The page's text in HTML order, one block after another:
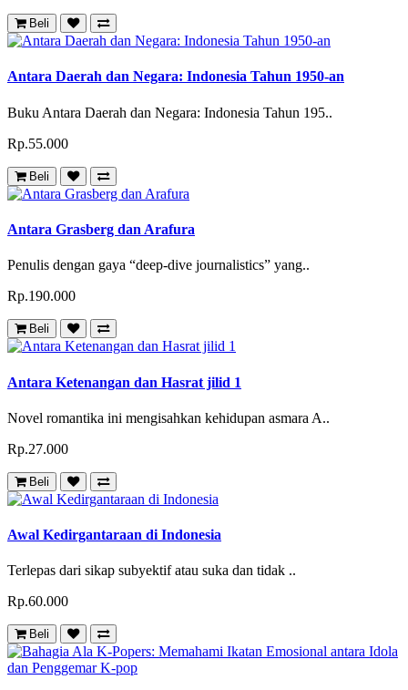
Beli
Antara Daerah dan Negara: Indonesia Tahun 1950-an
Buku Antara Daerah dan Negara: Indonesia Tahun 195..
Rp.55.000
Beli
Antara Grasberg dan Arafura
Penulis dengan gaya “deep-dive journalistics” yang..
Rp.190.000
Beli
Antara Ketenangan dan Hasrat jilid 1
Novel romantika ini mengisahkan kehidupan asmara A..
Rp.27.000
Beli
Awal Kedirgantaraan di Indonesia
Terlepas dari sikap subyektif atau suka dan tidak ..
Rp.60.000
Beli